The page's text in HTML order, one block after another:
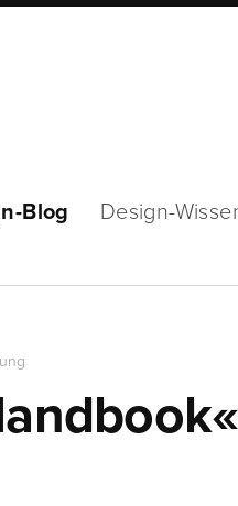
Blog Design-